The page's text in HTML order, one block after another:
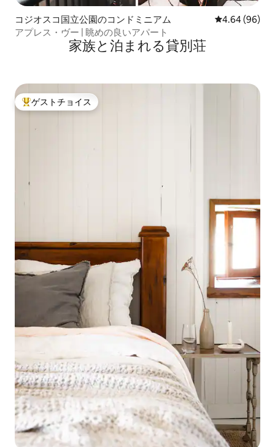
コジオスコ国立公園のコンドミニアム レビュー96件
4.64 (96)
アプレス・ヴー | 眺めの良いアパート
家族と泊まれる貸別荘
大好評のゲストチョイスです。
ゲストチョイス